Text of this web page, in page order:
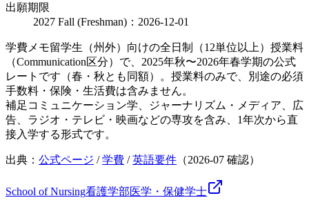
出願期限
2027 Fall (Freshman)：2026-12-01
学費メモ留学生（州外）向けの全日制（12単位以上）授業料
（Communication区分）で、2025年秋〜2026年春学期の公式
レートです（春・秋とも同額）。授業料のみで、別途の必須
手数料・保険・生活費は含みません。
補足 コミュニケーション学、ジャーナリズム・メディア、広
告、ラジオ・テレビ・映画などの専攻を含み、1年次から直
接入学する形式です。
出典： 公式ページ /学費 /英語要件 （2026-07 確認）
School of Nursing看護学部医学・保健学士